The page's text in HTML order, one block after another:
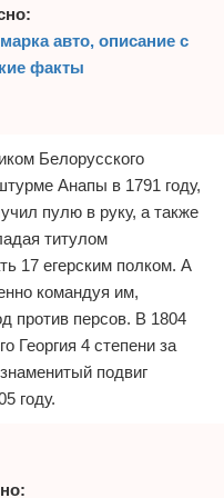
авто, описание с
факты
Белорусского
Анапы в 1791 году,
пулю в руку, а также
титулом
17 егерским полком. А
командуя им,
против персов. В 1804
Георгия 4 степени за
подвиг
году.